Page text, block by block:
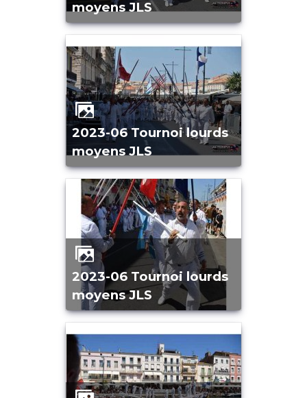
moyens JLS
2023-06 Tournoi lourds
moyens JLS
2023-06 Tournoi lourds
moyens JLS